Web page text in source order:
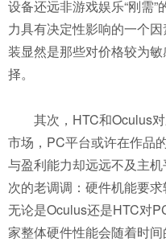
设备还远非游戏娱乐“刚需
力具有决定性影响的一个
装显然是那些对价格较为
择。
其次，HTC和Oculus
市场，PC平台或许在作品
与盈利能力却远远不及主
次的老调调：硬件机能要
无论是Oculus还是HTC对
家整体硬件性能会随着时